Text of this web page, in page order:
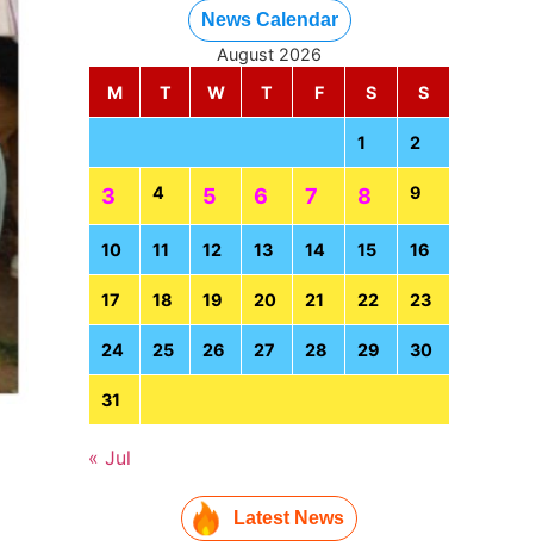
News Calendar
August 2026
M
T W T F S S
1 2
3 4 5 6 7 8 9
10 11 12 13 14 15 16
17 18 19 20 21 22 23
24 25 26 27 28 29 30
31
« Jul
Latest News